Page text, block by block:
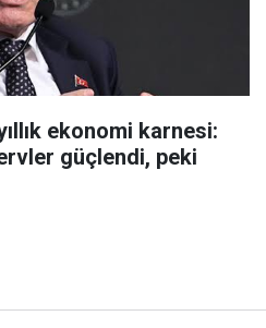
ekonomi karnesi:
güçlendi, peki